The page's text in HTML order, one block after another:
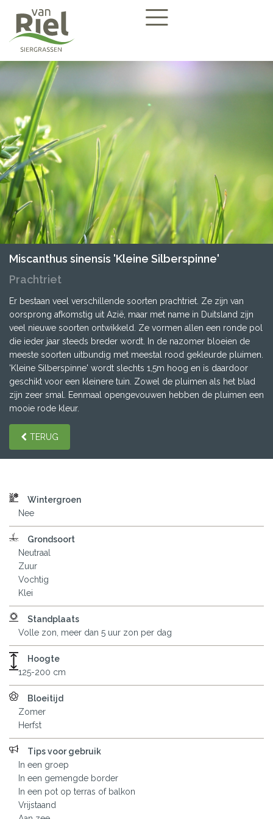
Miscanthus sinensis 'Kleine Silberspinne'
Prachtriet
Er bestaan veel verschillende soorten prachtriet. Ze zijn van
oorsprong afkomstig uit Azië, maar met name in Duitsland zijn
veel nieuwe soorten ontwikkeld. Ze vormen allen een ronde pol
die ieder jaar steeds breder wordt. In de nazomer bloeien de
meeste soorten uitbundig met meestal rood gekleurde pluimen.
'Kleine Silberspinne' wordt slechts 1,5m hoog en is daardoor
geschikt voor een kleinere tuin. Zowel de pluimen als het blad
zijn zeer smal. Eenmaal opengevouwen hebben de pluimen een
mooie rode kleur.
TERUG
Wintergroen
Nee
Grondsoort
Neutraal
Zuur
Vochtig
Klei
Standplaats
Volle zon, meer dan 5 uur zon per dag
Hoogte
125-200 cm
Bloeitijd
Zomer
Herfst
Tips voor gebruik
In een groep
In een gemengde border
In een pot op terras of balkon
Vrijstaand